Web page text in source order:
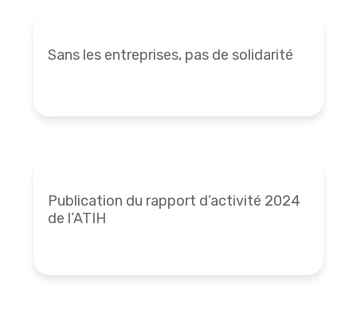
Sans les entreprises, pas de solidarité
Publication du rapport d’activité 2024
de l’ATIH